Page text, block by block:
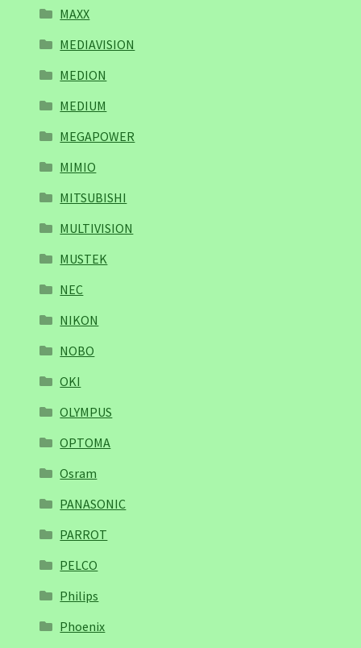
MAXX
MEDIAVISION
MEDION
MEDIUM
MEGAPOWER
MIMIO
MITSUBISHI
MULTIVISION
MUSTEK
NEC
NIKON
NOBO
OKI
OLYMPUS
OPTOMA
Osram
PANASONIC
PARROT
PELCO
Philips
Phoenix